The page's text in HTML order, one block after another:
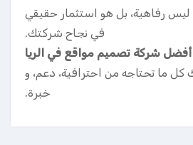
ليس رفاهية، بل هو استثمار حقيقي
في نجاح شركتك.
أفضل شركة تصميم مواقع في الريا
كل ما تحتاجه من احترافية، دعم، و
خبرة.